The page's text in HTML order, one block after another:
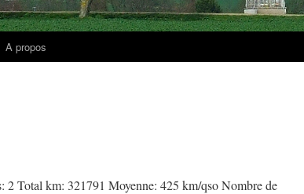
A propos
2 Total km: 321791 Moyenne: 425 km/qso Nombre de